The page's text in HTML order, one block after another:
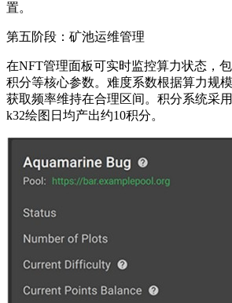
置。
第五阶段：矿池运维管理
在NFT管理面板可实时监控算力状态，
积分等核心参数。难度系数根据算力规
获取频率维持在合理区间。积分系统采
k32绘图日均产出约10积分。